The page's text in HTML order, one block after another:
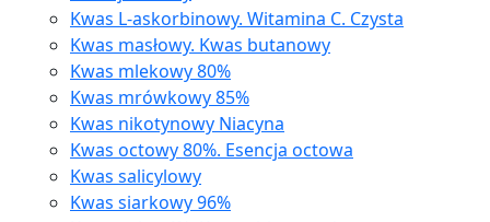
Kwas L-askorbinowy. Witamina C. Czysta
Kwas masłowy. Kwas butanowy
Kwas mlekowy 80%
Kwas mrówkowy 85%
Kwas nikotynowy Niacyna
Kwas octowy 80%. Esencja octowa
Kwas salicylowy
Kwas siarkowy 96%